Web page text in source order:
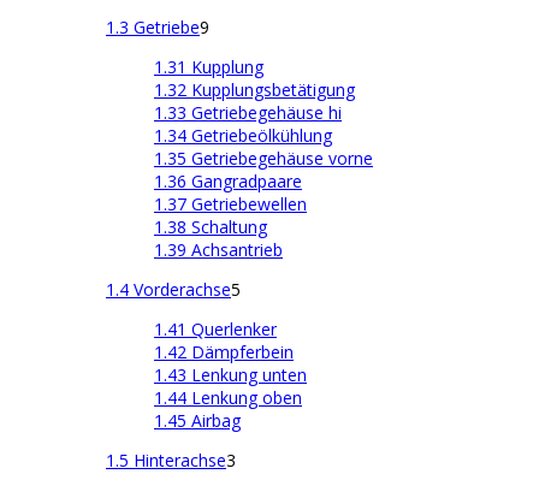
1.3 Getriebe9
1.31 Kupplung
1.32 Kupplungsbetätigung
1.33 Getriebegehäuse hi
1.34 Getriebeölkühlung
1.35 Getriebegehäuse vorne
1.36 Gangradpaare
1.37 Getriebewellen
1.38 Schaltung
1.39 Achsantrieb
1.4 Vorderachse5
1.41 Querlenker
1.42 Dämpferbein
1.43 Lenkung unten
1.44 Lenkung oben
1.45 Airbag
1.5 Hinterachse3